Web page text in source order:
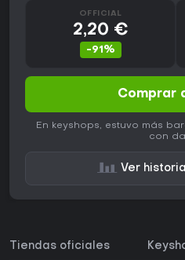
OFFICIAL
2,20 €
-91%
Comprar
En keyshops, estuvo más
con
Ver
Tiendas oficiales